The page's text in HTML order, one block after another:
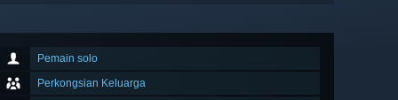
Pemain solo
Perkongsian Keluarga